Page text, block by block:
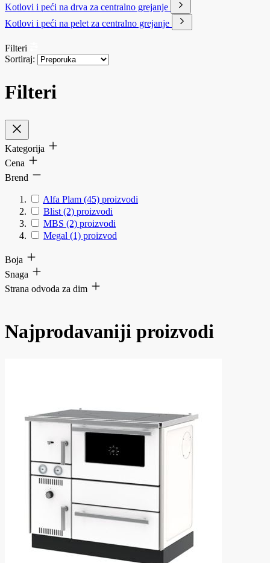
Kotlovi i peći na drva za centralno grejanje
Kotlovi i peći na pelet za centralno grejanje
Filteri
Sortiraj:
Filteri
Kategorija
Cena
Brend
Alfa Plam (45) proizvodi
Blist (2) proizvodi
MBS (2) proizvodi
Megal (1) proizvod
Boja
Snaga
Strana odvoda za dim
Najprodavaniji proizvodi